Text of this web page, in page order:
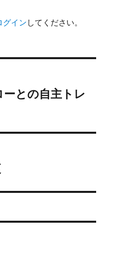
グイン してください。
との自主トレ